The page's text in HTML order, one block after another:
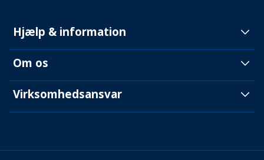
Hjælp & information
Om os
Virksomhedsansvar